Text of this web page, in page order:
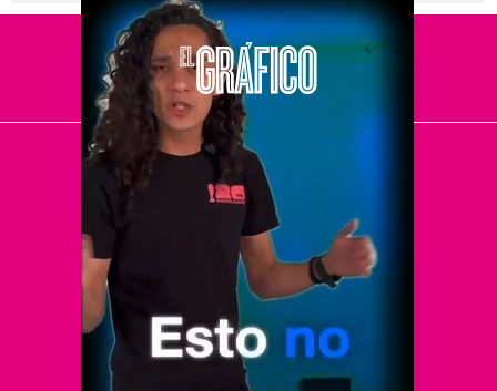
El Universal
Vive USA
Clase
De 10 sports
DeDinero